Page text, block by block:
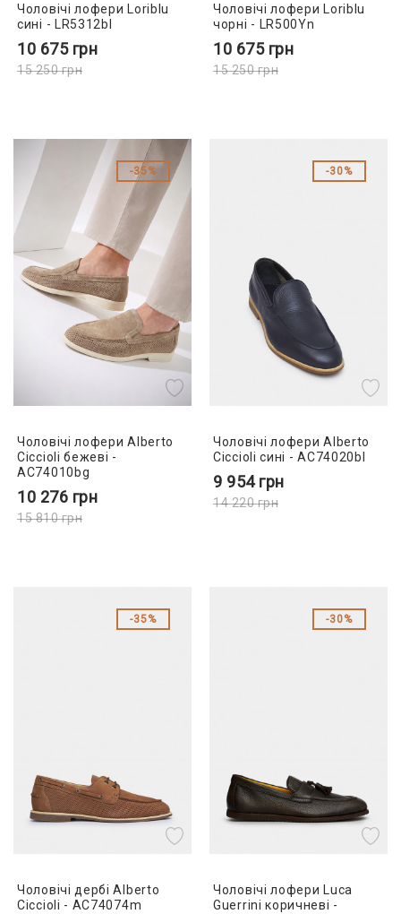
Чоловічі лофери Loriblu
сині - LR5312bl
10 675 грн
15 250грн
Чоловічі лофери Loriblu
чорні - LR500Yn
10 675 грн
15 250грн
35%
Чоловічі лофери Alberto
Ciccioli бежеві -
AC74010bg
10 276 грн
15 810грн
30%
Чоловічі лофери Alberto
Ciccioli сині - AC74020bl
9 954грн
14 220грн
35%
Чоловічі дербі Alberto
Ciccioli - AC74074m
30%
Чоловічі лофери Luca
Guerrini коричневі -